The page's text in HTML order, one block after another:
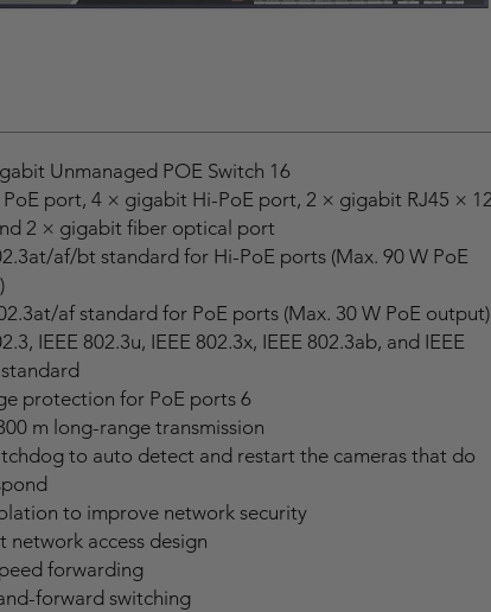
16 Port Gigabit Unmanaged POE Switch
PoE port, 4 × gigabit Hi-PoE port, 2 × gigabit RJ45
2 × gigabit fiber optical port.
af/bt standard for Hi-PoE ports (Max. 90 W PoE
af standard for PoE ports (Max. 30 W PoE output).
IEEE 802.3u, IEEE 802.3x, IEEE 802.3ab, and IEEE
6 KV surge protection for PoE ports.
m long-range transmission.
to auto detect and restart the cameras that do
to improve network security.
network access design.
forwarding.
forward switching.